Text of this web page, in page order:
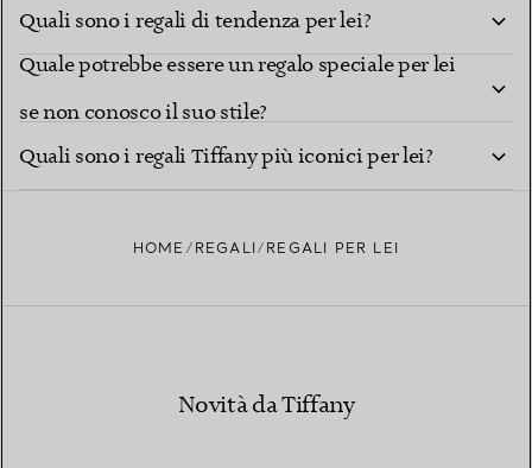
Quali sono i regali di tendenza per lei?
Quale potrebbe essere un regalo speciale per lei
se non conosco il suo stile?
Quali sono i regali Tiffany più iconici per lei?
HOME REGALI REGALI PER LEI
Novità da Tiffany